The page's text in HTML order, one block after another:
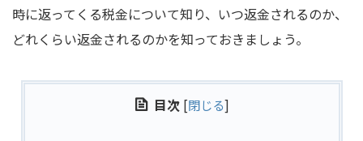
時に返ってくる税金について知り、いつ返金されるのか、
どれくらい返金されるのかを知っておきましょう。
目次 [閉じる]